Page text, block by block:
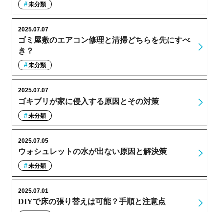
未分類
ゴミ屋敷のエアコン修理と清掃どちらを先にすべ
き？
2025.07.07
未分類
ゴキブリが家に侵入する原因とその対策
2025.07.07
未分類
ウォシュレットの水が出ない原因と解決策
2025.07.05
未分類
DIYで床の張り替えは可能？手順と注意点
2025.07.01